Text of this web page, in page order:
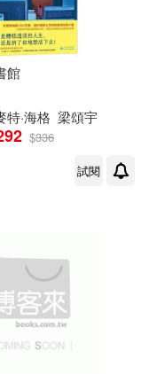
館
特·海格 梁頌宇
$336
試閱